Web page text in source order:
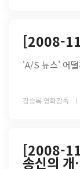
[2008-
'A/S 뉴스' 어떨
김승록 영화감독
[2008-11
송신의